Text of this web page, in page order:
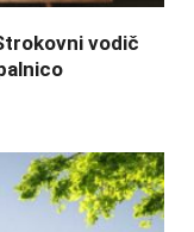
vodič